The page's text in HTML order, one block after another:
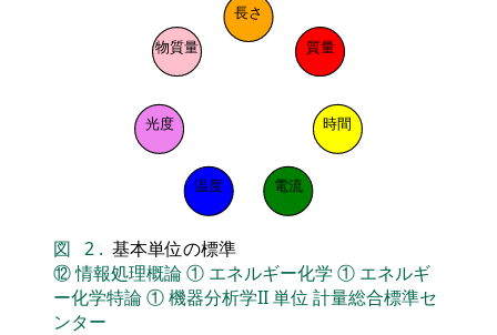
長さ
質量
時間
電流
温度
光度
物質量
図 2 . 基本単位の標準
⑫情報処理概論① エネルギー化学 ① エネルギ
ー化学特論①機器分析学II単位 計量総合標準セ
ンター